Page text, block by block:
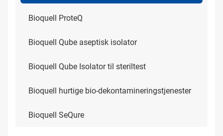
Bioquell ProteQ
Bioquell Qube aseptisk isolator
Bioquell Qube Isolator til steriltest
Bioquell hurtige bio-dekontamineringstjenester
Bioquell SeQure